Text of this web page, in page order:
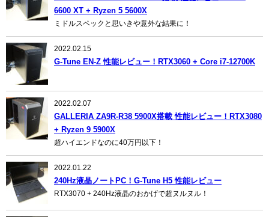
6600 XT + Ryzen 5 5600X
ミドルスペックと思いきや意外な結果に！
2022.02.15
G-Tune EN-Z 性能レビュー！RTX3060 + Core i7-12700K
2022.02.07
GALLERIA ZA9R-R38 5900X搭載 性能レビュー！RTX3080
+ Ryzen 9 5900X
超ハイエンドなのに40万円以下！
2022.01.22
240Hz液晶ノートPC！G-Tune H5 性能レビュー
RTX3070 + 240Hz液晶のおかげで超ヌルヌル！